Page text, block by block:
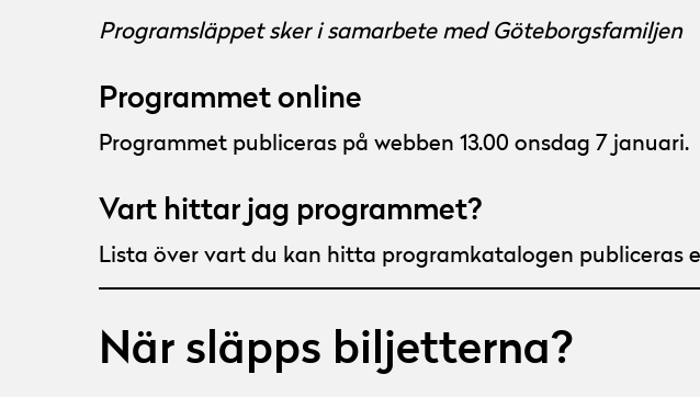
Programsläppet sker i samarbete med Göteborgsfamiljen
Programmet online
Programmet publiceras på webben 13.00 onsdag 7 januari.
Vart hittar jag programmet?
Lista över vart du kan hitta programkatalogen publiceras
När släpps biljetterna?